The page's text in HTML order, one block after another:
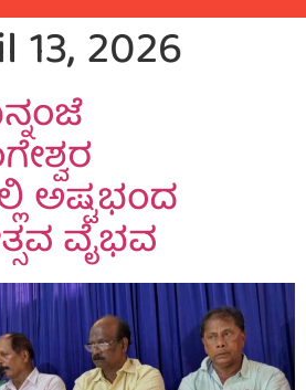
13, 2026
ಅಷ್ಟಭಂದ
ವೈಭವ